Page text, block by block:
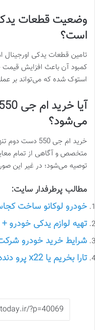
است؟
کمبود آن باعث افزایش
استوک شده که می‌تواند بر
می‌شود؟
خرید ام جی 550
متخصص و آگاهی از تمام
توصیه می‌شود؛ در غیر این
مطالب پرطرفدار سایت:
خودرو لوکانو ساخت
تهیه لوازم یدکی
شرایط خرید خودرو شرکت
تارا بخریم یا x22 پرو دنده ای؟